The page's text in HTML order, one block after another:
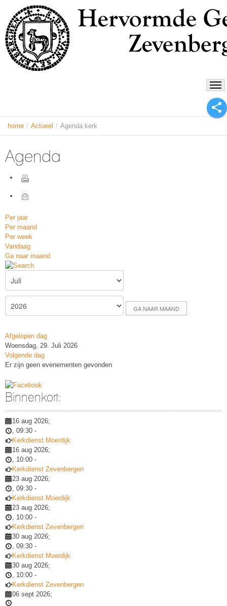
home / Actueel / Agenda kerk
Agenda
Per jaar
Per maand
Per week
Vandaag
Ga naar maand
GA NAAR MAAND
Afgelopen dag
Woensdag, 29. Juli 2026
Volgende dag
Er zijn geen evenementen gevonden
Binnenkort:
16 aug 2026;
, 09:30 -
Kerkdienst Moerdijk
16 aug 2026;
, 10:00 -
Kerkdienst Zevenbergen
23 aug 2026;
, 09:30 -
Kerkdienst Moerdijk
23 aug 2026;
, 10:00 -
Kerkdienst Zevenbergen
30 aug 2026;
, 09:30 -
Kerkdienst Moerdijk
30 aug 2026;
, 10:00 -
Kerkdienst Zevenbergen
06 sept 2026;